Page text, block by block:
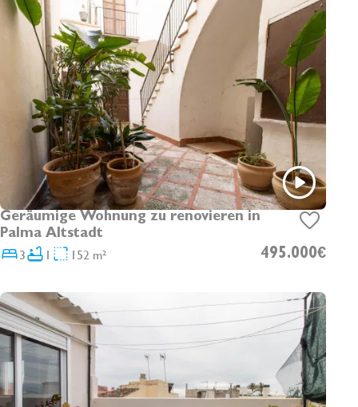
Geräumige Wohnung zu renovieren in
Palma Altstadt
3 1 152 m² 495.000€